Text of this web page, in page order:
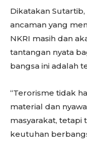
Dikatakan
ancaman yang
NKRI masih dan
tantangan nyata
bangsa ini adalah
“Terorisme tidak
material dan
masyarakat,
keutuhan